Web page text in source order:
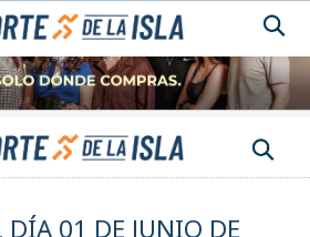
DÍA 01 DE JUNIO DE